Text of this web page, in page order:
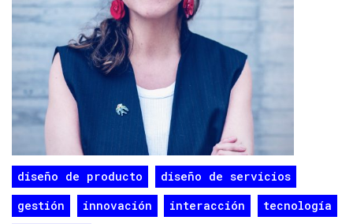
diseño de producto
diseño de servicios
gestión
innovación interacción
tecnología